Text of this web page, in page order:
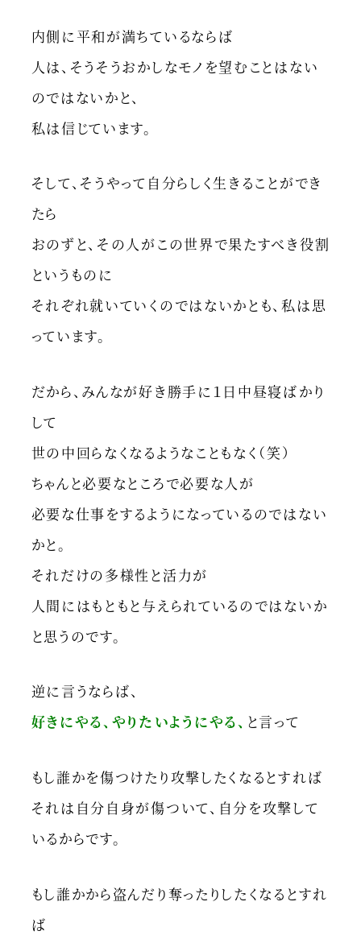
内側に平和が満ちているならば
人は、そうそうおかしなモノを望むことはない
のではないかと、
私は信じています。
そして、そうやって自分らしく生きることができ
たら
おのずと、その人がこの世界で果たすべき役割
というものに
それぞれ就いていくのではないかとも、私は思
っています。
だから、みんなが好き勝手に１日中昼寝ばかり
して
世の中回らなくなるようなこともなく（笑）
ちゃんと必要なところで必要な人が
必要な仕事をするようになっているのではない
かと。
それだけの多様性と活力が
人間にはもともと与えられているのではないか
と思うのです。
逆に言うならば、
好きにやる、やりたいようにやる、 と言って
もし誰かを傷つけたり攻撃したくなるとすれば
それは自分自身が傷ついて、自分を攻撃して
いるからです。
もし誰かから盗んだり奪ったりしたくなるとすれ
ば